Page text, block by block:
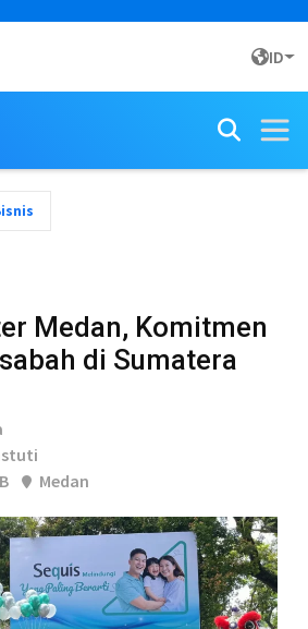
ID
Medan, Komitmen
di Sumatera
Medan